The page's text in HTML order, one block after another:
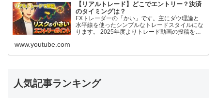
【リアルトレード】どこでエントリー？決済
のタイミングは？
FXトレーダーの「かい」です。主にダウ理論と
水平線を使ったシンプルなトレードスタイルにな
ります。 2025年度よりトレード動画の投稿を始
www.youtube.com
人気記事ランキング